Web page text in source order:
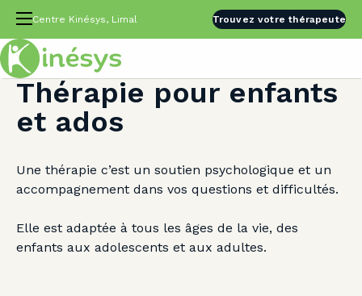
Centre Kinésys, Limal Trouvez votre thérapeute
Thérapie pour enfants
et ados
Une thérapie c’est un soutien psychologique et un
accompagnement dans vos questions et difficultés.
Elle est adaptée à tous les âges de la vie, des
enfants aux adolescents et aux adultes.